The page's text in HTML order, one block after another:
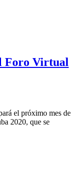
Foro Virtual
el próximo mes de
2020, que se